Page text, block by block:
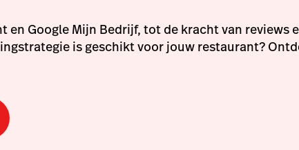
en Google Mijn Bedrijf, tot de kracht van reviews
is geschikt voor jouw restaurant?